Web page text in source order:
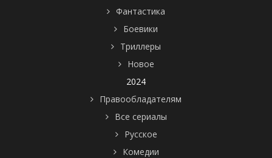
Фантастика
Боевики
Триллеры
Новое
2024
Правообладателям
Все сериалы
Русское
Комедии